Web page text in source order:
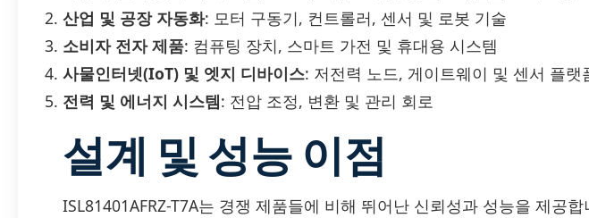
산업 및 공장 자동화: 모터 구동기, 컨트롤러, 센서 및 로봇 기술
소비자 전자 제품: 컴퓨팅 장치, 스마트 가전 및 휴대용 시스템
사물인터넷(IoT) 및 엣지 디바이스: 저전력 노드, 게이트웨이 및 센서 플랫
전력 및 에너지 시스템: 전압 조정, 변환 및 관리 회로
설계 및 성능 이점
ISL81401AFRZ-T7A는 경쟁 제품들에 비해 뛰어난 신뢰성과 성능을 제공